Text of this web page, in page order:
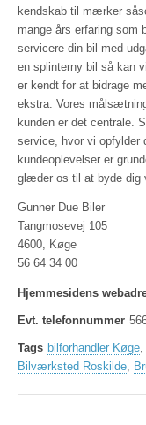
kendskab til mærker
mange års erfaring som
servicere din bil med
en splinterny bil så kan
er kendt for at bidrage
ekstra. Vores
kunden er det centrale.
service, hvor vi opfylder
kundeoplevelser er
glæder os til at byde dig
Gunner Due Biler
Tangmosevej 105
4600, Køge
56 64 34 00
Hjemmesidens
Evt. telefonnummer
Tags bilforhandler Køge
Bilværksted Roskilde